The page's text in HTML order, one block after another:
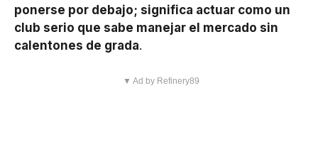
ponerse por debajo; significa actuar como un
club serio que sabe manejar el mercado sin
calentones de grada.
▼ Ad by Refinery89